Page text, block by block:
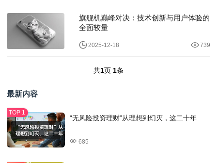
旗舰机巅峰对决：技术创新与用户体验的
全面较量
2025-12-18 739
共1页 1条
最新内容
“无风险投资理财”从理想到幻灭，这二十年
685